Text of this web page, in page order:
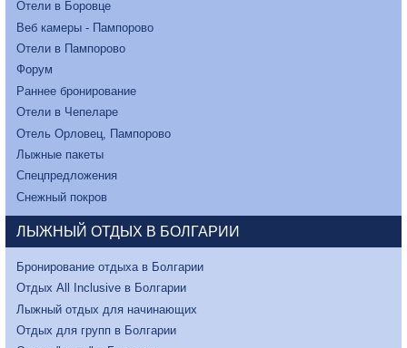
Отели в Боровце
Веб камеры - Пампорово
Отели в Пампорово
Форум
Раннее бронирование
Отели в Чепеларе
Отель Орловец, Пампорово
Лыжные пакеты
Спецпредложения
Снежный покров
ЛЫЖНЫЙ ОТДЫХ В БОЛГАРИИ
Бронирование отдыха в Болгарии
Отдых All Inclusive в Болгарии
Лыжный отдых для начинающих
Отдых для групп в Болгарии